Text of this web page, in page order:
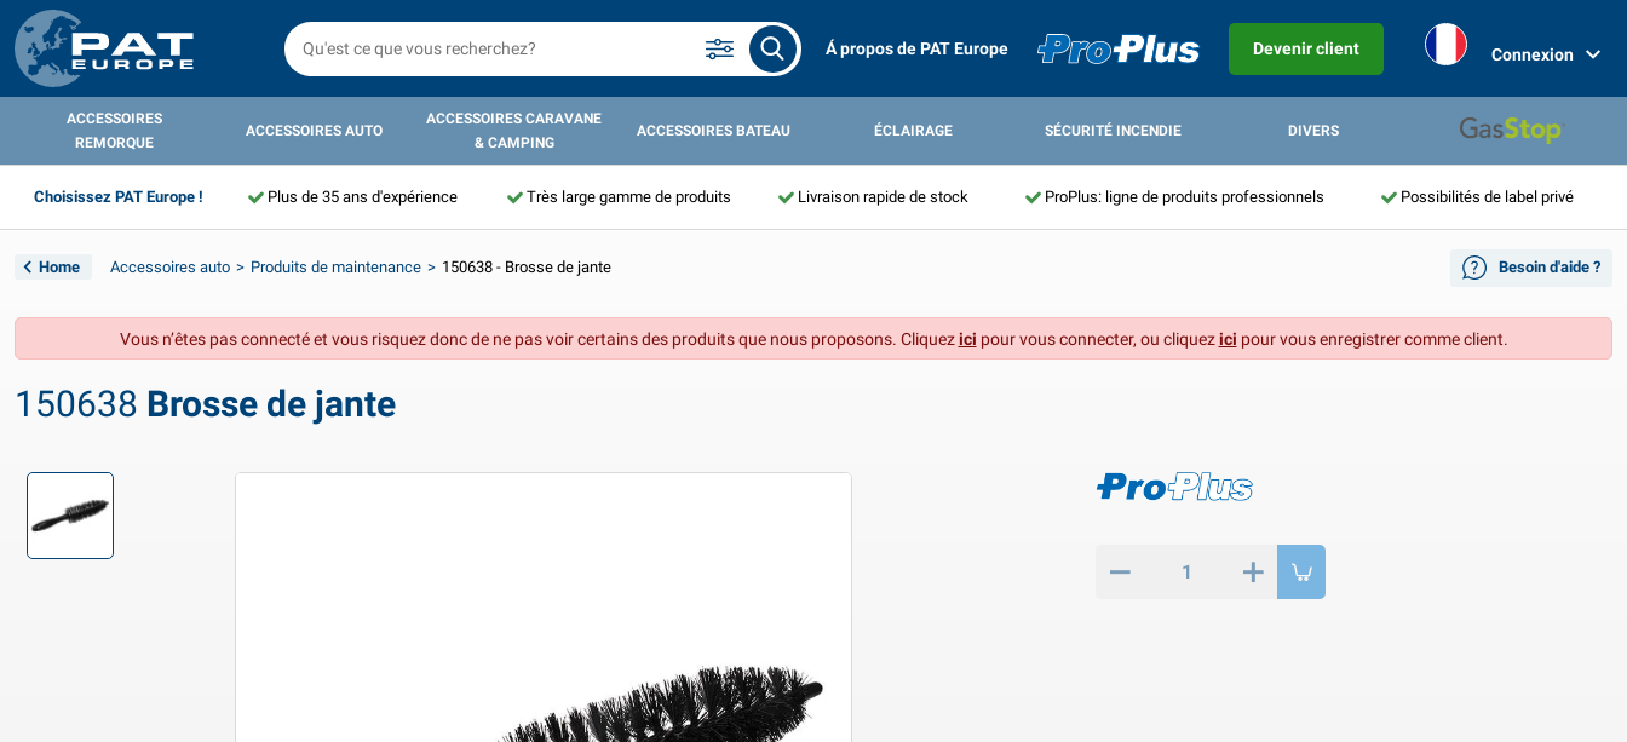
Á propos de PAT Europe Devenir client Connexion
ACCESSOIRES
REMORQUE
ACCESSOIRES AUTO
ACCESSOIRES CARAVANE
& CAMPING
ACCESSOIRES BATEAU ÉCLAIRAGE SÉCURITÉ INCENDIE DIVERS
Choisissez PAT Europe ! Plus de 35 ans d'expérience Très large gamme de produits Livraison rapide de stock ProPlus: ligne de produits professionnels Possibilités de label privé
Home Accessoires auto Produits de maintenance 150638 - Brosse de jante Besoin d'aide ?
Vous n’êtes pas connecté et vous risquez donc de ne pas voir certains des produits que nous proposons. Cliquezici pour vous connecter, ou cliquezici pour vous enregistrer comme client.
150638 Brosse de jante